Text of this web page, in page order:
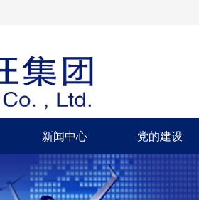
新闻中心
新闻中心
党的建设
党的建设